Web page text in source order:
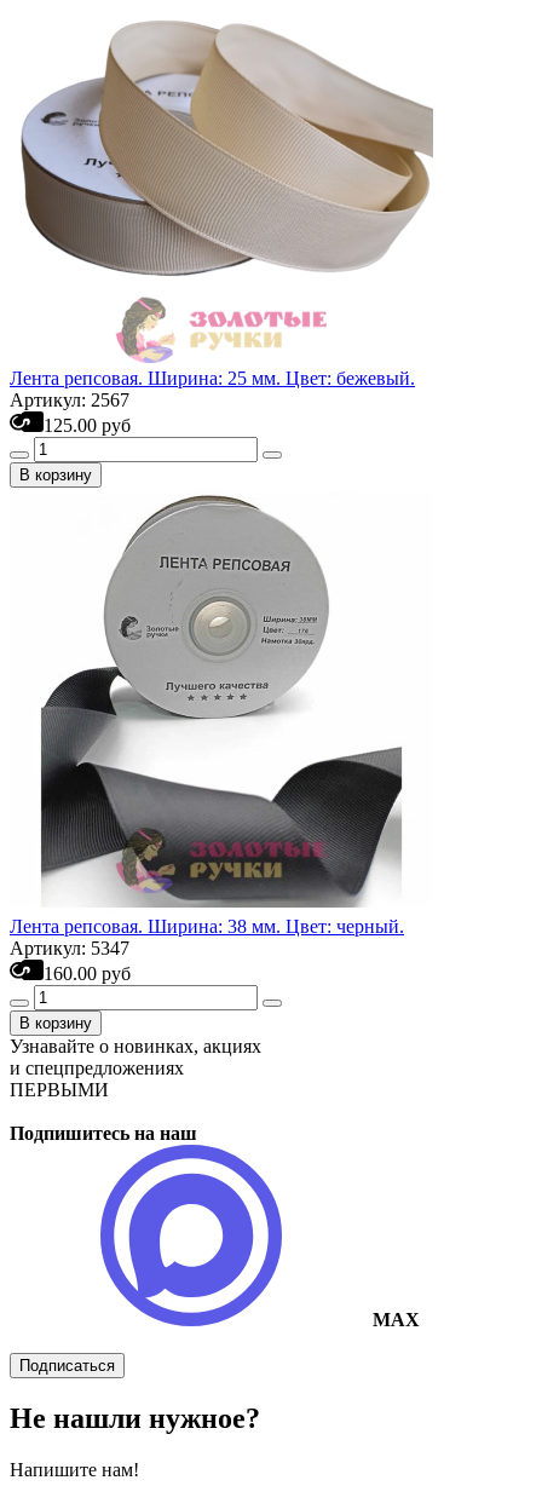
Лента репсовая. Ширина: 25 мм. Цвет: бежевый.
Артикул: 2567
125.00 руб
В корзину
Лента репсовая. Ширина: 38 мм. Цвет: черный.
Артикул: 5347
160.00 руб
В корзину
Узнавайте о новинках, акциях
и спецпредложениях
ПЕРВЫМИ
Подпишитесь на наш
MAX
Подписаться
Не нашли нужное?
Напишите нам!